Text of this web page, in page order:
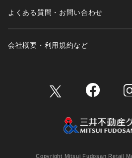
よくある質問・お問い合わせ
会社概要・利用規約など
Copyright Mitsui Fudosan Retail